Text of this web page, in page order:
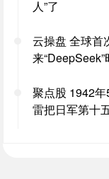
人”了
云操盘 全球首
来
聚点股 1942
雷把日军第十